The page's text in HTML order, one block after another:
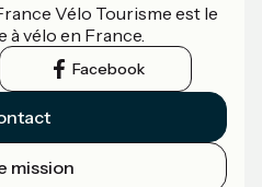
Vélo Tourisme est le
à vélo en France.
Facebook
mission